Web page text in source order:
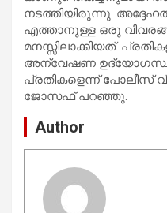
നടത്തിയിരുന്നു.
എത്താനുള്ള ഒരു
മനസ്സിലാക്കിയത്.
അന്വേഷണ
പ്രതികളെന്ന് പോലീസ്
ജോസഫ് പറഞ്ഞു.
Author